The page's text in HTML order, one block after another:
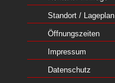
Standort / Lageplan
Öffnungszeiten
Impressum
Datenschutz